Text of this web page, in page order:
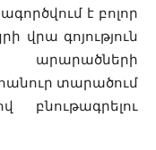
է բոլոր
վրա գոյություն
արարածների
տարածում
բնութագրելու